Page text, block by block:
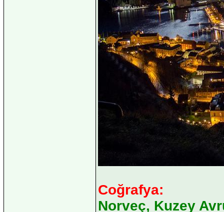
Coğrafya:
Norveç, Kuzey